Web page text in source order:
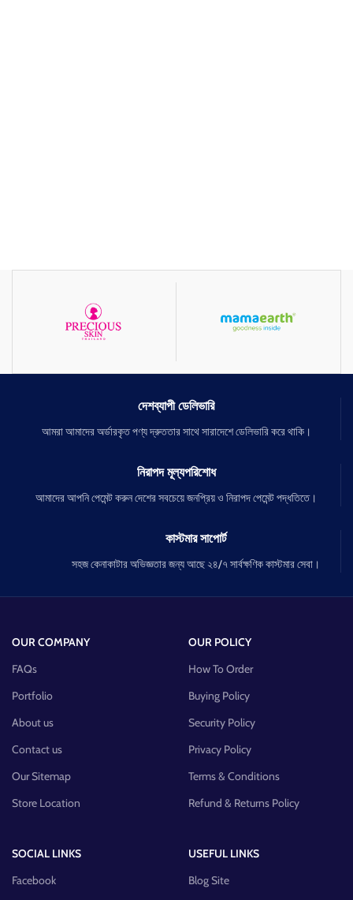
দেশব্যাপী ডেলিভারি
আমরা আমাদের অর্ডারকৃত পণ্য দ্রুততার সাথে সারাদেশে ডেলিভারি করে থাকি।
নিরাপদ মূল্যপরিশোধ
আমাদের আপনি পেমেন্ট করুন দেশের সবচেয়ে জনপ্রিয় ও নিরাপদ পেমেন্ট পদ্ধতিতে।
কাস্টমার সাপোর্ট
সহজ কেনাকাটার অভিজ্ঞতার জন্য আছে ২৪/৭ সার্বক্ষণিক কাস্টমার সেবা।
OUR COMPANY
FAQs
Portfolio
About us
Contact us
Our Sitemap
Store Location
OUR POLICY
How To Order
Buying Policy
Security Policy
Privacy Policy
Terms & Conditions
Refund & Returns Policy
SOCIAL LINKS
Facebook
USEFUL LINKS
Blog Site